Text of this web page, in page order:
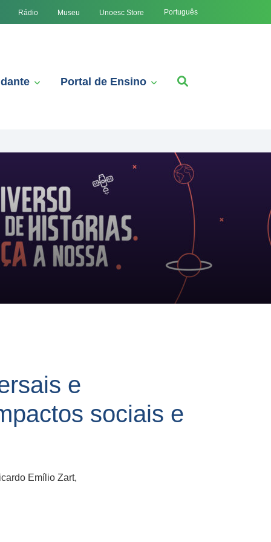
Rádio Museu Unoesc Store Português
Portal de Ensino
e
sociais e
Emílio Zart,